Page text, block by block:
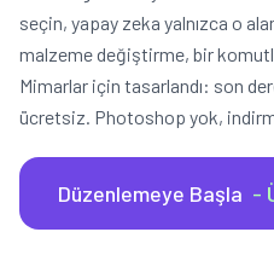
seçin, yapay zeka yalnızca o
malzeme değiştirme, bir
Mimarlar için tasarlandı: son
ücretsiz. Photoshop yok,
Düzenlemeye Başla -